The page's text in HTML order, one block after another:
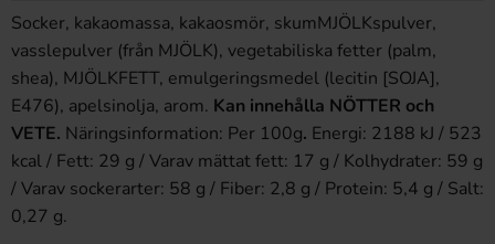
Socker, kakaomassa, kakaosmör, skumMJÖLKspulver,
vasslepulver (från MJÖLK), vegetabiliska fetter (palm,
shea), MJÖLKFETT, emulgeringsmedel (lecitin [SOJA],
E476), apelsinolja, arom. Kan innehålla NÖTTER och
VETE. Näringsinformation: Per 100g. Energi: 2188 kJ / 523
kcal / Fett: 29 g / Varav mättat fett: 17 g / Kolhydrater: 59 g
/ Varav sockerarter: 58 g / Fiber: 2,8 g / Protein: 5,4 g / Salt:
0,27 g.